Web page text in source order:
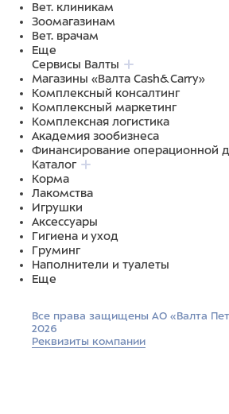
Вет. клиникам
Зоомагазинам
Вет. врачам
Еще
Сервисы Валты
Магазины «Валта Cash&Carry»
Комплексный консалтинг
Комплексный маркетинг
Комплексная логистика
Академия зообизнеса
Финансирование операционной
Каталог
Корма
Лакомства
Игрушки
Аксессуары
Гигиена и уход
Груминг
Наполнители и туалеты
Еще
Все права защищены АО «Валта Пет
2026
Реквизиты компании